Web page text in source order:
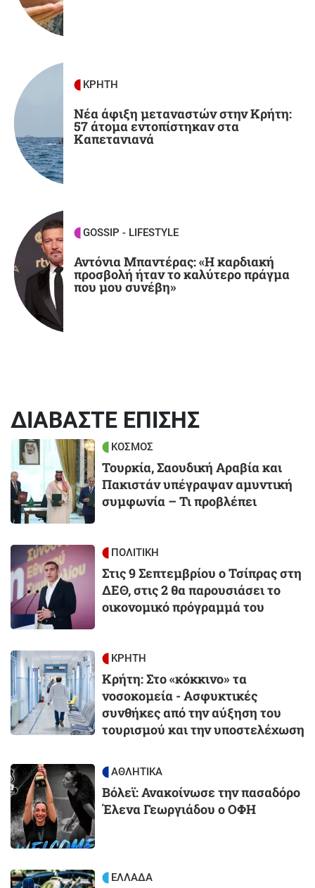
ΕΛΛΑΔΑ
μελών της Greek Mafia -Κατηγορείται και για
την εκτέλεση του Ζαμπούνη
14:33
ΚΟΣΜΟΣ
Ρωσία: Τουρίστας καταπλακώθηκε από δέντρο
κατά τη διάρκεια bungee jumping σε λίμνη
(βίντεο)
ΚΡΗΤΗ
Νέα άφιξη μεταναστών στην Κρήτη:
57 άτομα εντοπίστηκαν στα
Καπετανιανά
GOSSIP - LIFESTYLE
Αντόνια Μπαντέρας: «Η καρδιακή
προσβολή ήταν το καλύτερο πράγμα
που μου συνέβη»
ΔΙΑΒΑΣΤΕ ΕΠΙΣΗΣ
Image ΚΟΣΜΟΣ
Τουρκία, Σαουδική Αραβία και
Πακιστάν υπέγραψαν αμυντική
συμφωνία – Τι προβλέπει
Image ΠΟΛΙΤΙΚΗ
Στις 9 Σεπτεμβρίου ο Τσίπρας στη
ΔΕΘ, στις 2 θα παρουσιάσει το
οικονομικό πρόγραμμά του
Image ΚΡΗΤΗ
Κρήτη: Στο «κόκκινο» τα
νοσοκομεία - Ασφυκτικές
συνθήκες από την αύξηση του
τουρισμού και την υποστελέχωση
Image ΑΘΛΗΤΙΚΑ
Βόλεϊ: Ανακοίνωσε την πασαδόρο
Έλενα Γεωργιάδου ο ΟΦΗ
Image ΕΛΛΑΔΑ